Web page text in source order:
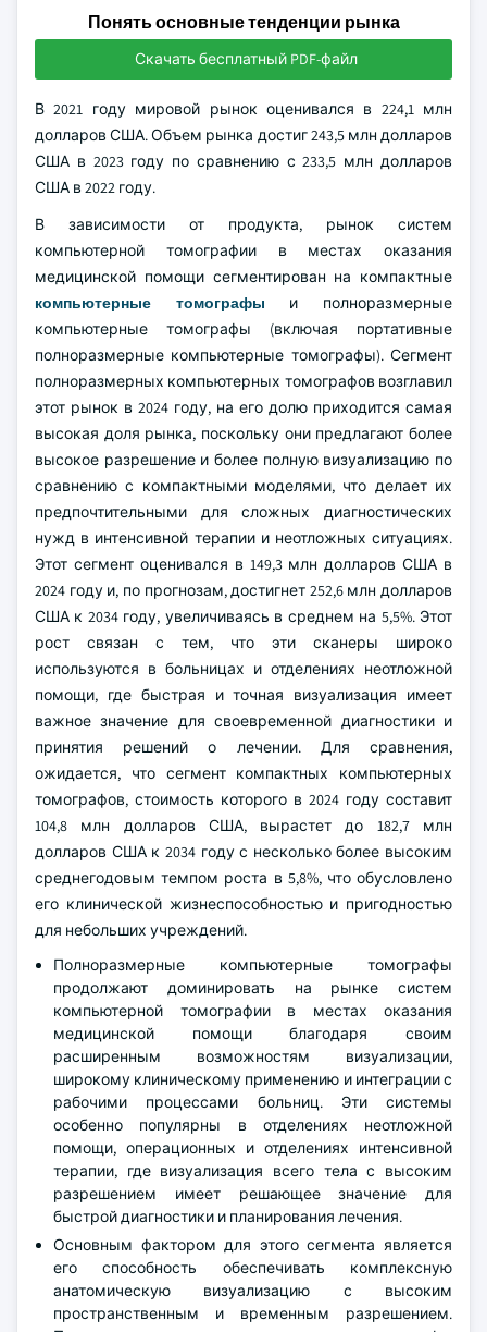
Понять основные тенденции рынка
Скачать бесплатный PDF-файл
В 2021 году мировой рынок оценивался в 224,1 млн
долларов США. Объем рынка достиг 243,5 млн долларов
США в 2023 году по сравнению с 233,5 млн долларов
США в 2022 году.
В зависимости от продукта, рынок систем
компьютерной томографии в местах оказания
медицинской помощи сегментирован на компактные
компьютерные томографы и полноразмерные
компьютерные томографы (включая портативные
полноразмерные компьютерные томографы). Сегмент
полноразмерных компьютерных томографов возглавил
этот рынок в 2024 году, на его долю приходится самая
высокая доля рынка, поскольку они предлагают более
высокое разрешение и более полную визуализацию по
сравнению с компактными моделями, что делает их
предпочтительными для сложных диагностических
нужд в интенсивной терапии и неотложных ситуациях.
Этот сегмент оценивался в 149,3 млн долларов США в
2024 году и, по прогнозам, достигнет 252,6 млн долларов
США к 2034 году, увеличиваясь в среднем на 5,5%. Этот
рост связан с тем, что эти сканеры широко
используются в больницах и отделениях неотложной
помощи, где быстрая и точная визуализация имеет
важное значение для своевременной диагностики и
принятия решений о лечении. Для сравнения,
ожидается, что сегмент компактных компьютерных
томографов, стоимость которого в 2024 году составит
104,8 млн долларов США, вырастет до 182,7 млн
долларов США к 2034 году с несколько более высоким
среднегодовым темпом роста в 5,8%, что обусловлено
его клинической жизнеспособностью и пригодностью
для небольших учреждений.
Полноразмерные компьютерные томографы
продолжают доминировать на рынке систем
компьютерной томографии в местах оказания
медицинской помощи благодаря своим
расширенным возможностям визуализации,
широкому клиническому применению и интеграции с
рабочими процессами больниц. Эти системы
особенно популярны в отделениях неотложной
помощи, операционных и отделениях интенсивной
терапии, где визуализация всего тела с высоким
разрешением имеет решающее значение для
быстрой диагностики и планирования лечения.
Основным фактором для этого сегмента является
его способность обеспечивать комплексную
анатомическую визуализацию с высоким
пространственным и временным разрешением.